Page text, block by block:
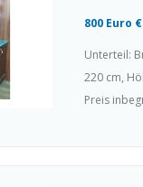
800 Euro €
Unterteil:
220 cm,
Preis